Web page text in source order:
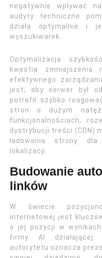
negatywnie wpływać
audyty techniczne
działa optymalnie i
wyszukiwarek.
Optymalizacja
kwestia zmniejszenia
efektywnego
jest, aby serwer był
potrafił szybko
stron o dużym
funkcjonalnościach,
dystrybucji treści (CDN)
ładowania strony
lokalizacji.
Budowanie
linków
W świecie
internetowej jest
o jej pozycji w
firmy AI działającej
autorytetu oznacza